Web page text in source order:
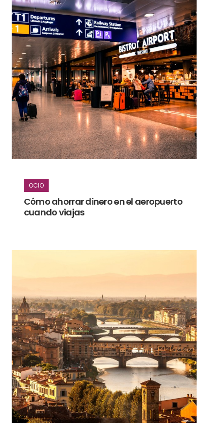
OCIO
Cómo ahorrar dinero en el aeropuerto
cuando viajas